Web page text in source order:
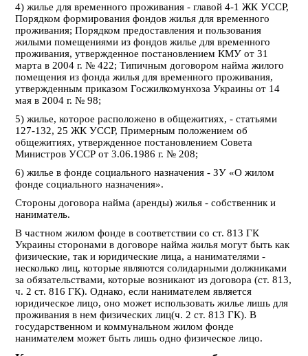
4) жилье для временного проживания - главой 4-1 ЖК УССР,
Порядком формирования фондов жилья для временного
проживания; Порядком предоставления и пользования
жилыми помещениями из фондов жилье для временного
проживания, утвержденное постановлением КМУ от 31
марта в 2004 г. № 422; Типичным договором найма жилого
помещения из фонда жилья для временного проживания,
утвержденным приказом Госжилкомунхоза Украины от 14
мая в 2004 г. № 98;
5) жилье, которое расположено в общежитиях, - статьями
127-132, 25 ЖК УССР, Примерным положением об
общежитиях, утвержденное постановлением Совета
Министров УССР от 3.06.1986 г. № 208;
6) жилье в фонде социального назначения - ЗУ «О жилом
фонде социального назначения».
Стороны договора найма (аренды) жилья - собственник и
наниматель.
В частном жилом фонде в соответствии со ст. 813 ГК
Украины сторонами в договоре найма жилья могут быть как
физические, так и юридические лица, ананимателями -
несколько лиц, которые являются солидарными должниками
за обязательствами, которые возникают из договора (ст. 813,
ч. 2 ст. 816 ГК). Однако, если нанимателем является
юридическое лицо, оно может использовать жилье лишь для
проживания в нем физических лиц(ч. 2 ст. 813 ГК). В
государственном и коммунальном жилом фонде
нанимателем может быть лишь одно физическое лицо.